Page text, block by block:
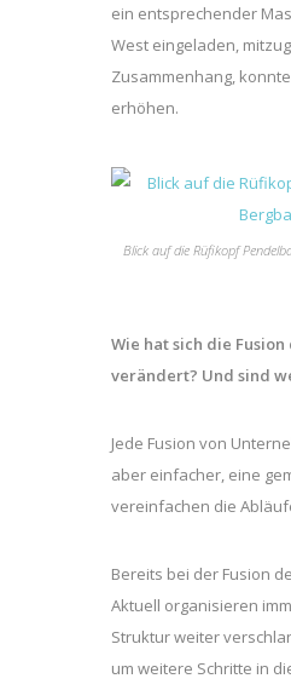
ein entsprechender
West eingeladen,
Zusammenhang,
erhöhen.
Blick auf die Rüfikopf
Wie hat sich die
verändert? Und sind
Jede Fusion von
aber einfacher, eine
vereinfachen die
Bereits bei der Fusion
Aktuell organisieren
Struktur weiter
um weitere Schritte in